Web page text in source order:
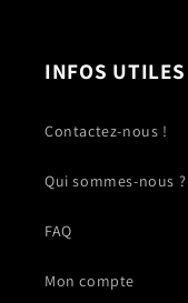
INFOS UTILES
Contactez-nous !
Qui sommes-nous ?
FAQ
Mon compte